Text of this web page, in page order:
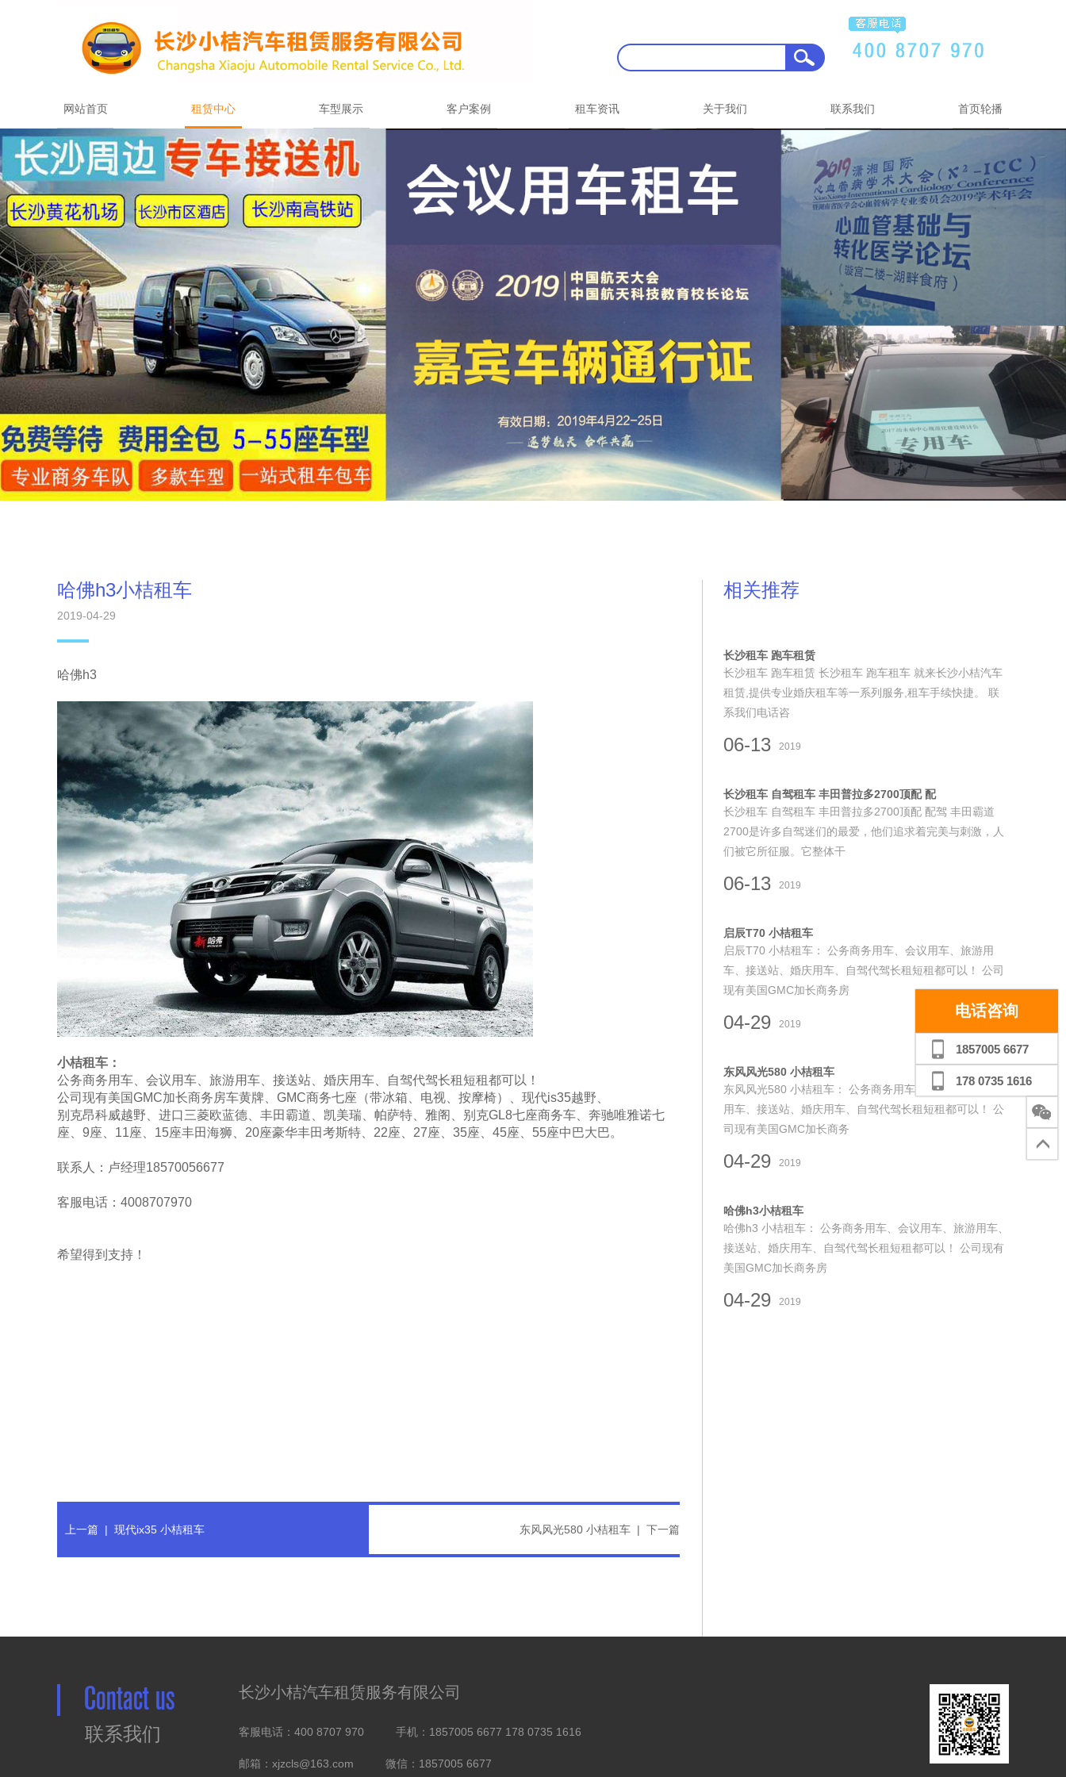
网站首页 租赁中心 车型展示 客户案例 租车资讯 关于我们 联系我们 首页轮播
哈佛h3小桔租车
2019-04-29
哈佛h3
小桔租车：
公务商务用车、会议用车、旅游用车、接送站、婚庆用车、自驾代驾长租短租都可以！
公司现有美国GMC加长商务房车黄牌、GMC商务七座（带冰箱、电视、按摩椅）、现代is35越野、
别克昂科威越野、进口三菱欧蓝德、丰田霸道、凯美瑞、帕萨特、雅阁、别克GL8七座商务车、奔驰唯雅诺七
座、9座、11座、15座丰田海狮、20座豪华丰田考斯特、22座、27座、35座、45座、55座中巴大巴。
联系人：卢经理18570056677
客服电话：4008707970
希望得到支持！
上一篇 | 现代ix35 小桔租车 东风风光580 小桔租车 | 下一篇
相关推荐
长沙租车 跑车租赁
长沙租车 跑车租赁 长沙租车 跑车租车 就来长沙小桔汽车
租赁,提供专业婚庆租车等一系列服务,租车手续快捷。 联
系我们电话咨
06-13 2019
长沙租车 自驾租车 丰田普拉多2700顶配 配
长沙租车 自驾租车 丰田普拉多2700顶配 配驾 丰田霸道
2700是许多自驾迷们的最爱，他们追求着完美与刺激，人
们被它所征服。它整体干
06-13 2019
启辰T70 小桔租车
启辰T70 小桔租车： 公务商务用车、会议用车、旅游用
车、接送站、婚庆用车、自驾代驾长租短租都可以！ 公司
现有美国GMC加长商务房
04-29 2019
东风风光580 小桔租车
东风风光580 小桔租车： 公务商务用车、会议用车、旅游
用车、接送站、婚庆用车、自驾代驾长租短租都可以！ 公
司现有美国GMC加长商务
04-29 2019
哈佛h3小桔租车
哈佛h3 小桔租车： 公务商务用车、会议用车、旅游用车、
接送站、婚庆用车、自驾代驾长租短租都可以！ 公司现有
美国GMC加长商务房
04-29 2019
Contact us
联系我们
长沙小桔汽车租赁服务有限公司
客服电话：400 8707 970 手机：1857005 6677 178 0735 1616
邮箱：xjzcls@163.com 微信：1857005 6677
电话咨询
1857005 6677
178 0735 1616